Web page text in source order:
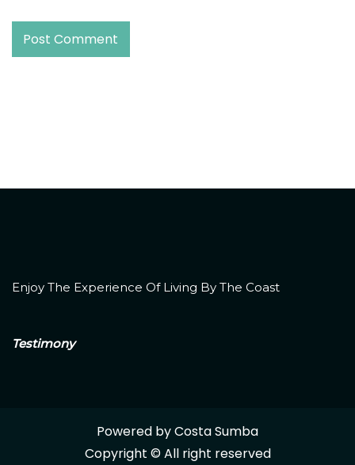
Enjoy The Experience Of Living By The Coast
Testimony
Powered by Costa Sumba
Copyright © All right reserved